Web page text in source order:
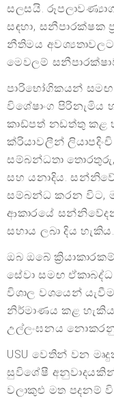
සලසයි.
සඳහා, සනීපාරක්ෂක
නීතිමය
මෙවලම්
පාරිභෝගිකයන් සමඟ
විශේෂාංග පිරිනැමිය
කාඩ්පත් නඩත්තු කළ
ක්රියාවලීන්
සම්බන්ධතා
සහ යනාදිය.
සම්බන්ධ කරන විට,
ආකාරයේ
සහාය ලබා දිය හැකිය.
ඔබ ඔබේ
සේවා සමඟ
විශාල වශයෙන්
නිර්මාණය කළ
උල්ලංඝනය
USU වෙතින් වන
සුවිශේෂී අනුවාදයකින්
වලාකුළු මත පදනම්